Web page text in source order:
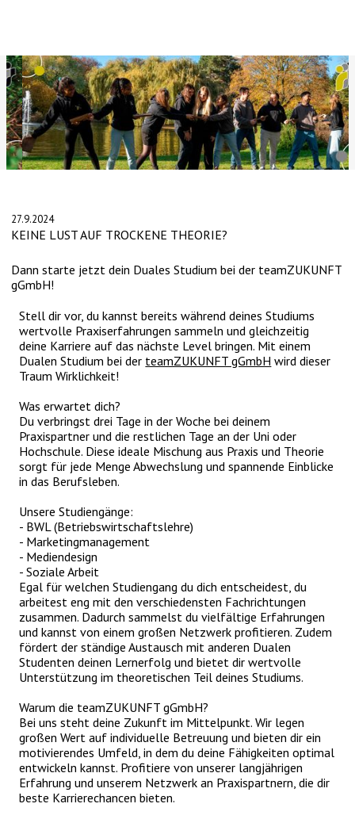
27.9.2024
KEINE LUST AUF TROCKENE THEORIE?
Dann starte jetzt dein Duales Studium bei der teamZUKUNFT
gGmbH!
Stell dir vor, du kannst bereits während deines Studiums
wertvolle Praxiserfahrungen sammeln und gleichzeitig
deine Karriere auf das nächste Level bringen. Mit einem
Dualen Studium bei der teamZUKUNFT gGmbH wird dieser
Traum Wirklichkeit!
Was erwartet dich?
Du verbringst drei Tage in der Woche bei deinem
Praxispartner und die restlichen Tage an der Uni oder
Hochschule. Diese ideale Mischung aus Praxis und Theorie
sorgt für jede Menge Abwechslung und spannende Einblicke
in das Berufsleben.
Unsere Studiengänge:
- BWL (Betriebswirtschaftslehre)
- Marketingmanagement
- Mediendesign
- Soziale Arbeit
Egal für welchen Studiengang du dich entscheidest, du
arbeitest eng mit den verschiedensten Fachrichtungen
zusammen. Dadurch sammelst du vielfältige Erfahrungen
und kannst von einem großen Netzwerk profitieren. Zudem
fördert der ständige Austausch mit anderen Dualen
Studenten deinen Lernerfolg und bietet dir wertvolle
Unterstützung im theoretischen Teil deines Studiums.
Warum die teamZUKUNFT gGmbH?
Bei uns steht deine Zukunft im Mittelpunkt. Wir legen
großen Wert auf individuelle Betreuung und bieten dir ein
motivierendes Umfeld, in dem du deine Fähigkeiten optimal
entwickeln kannst. Profitiere von unserer langjährigen
Erfahrung und unserem Netzwerk an Praxispartnern, die dir
beste Karrierechancen bieten.